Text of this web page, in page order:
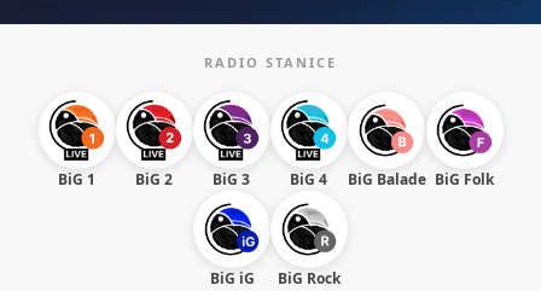
RADIO STANICE
BiG 1 BiG 2 BiG 3 BiG 4 BiG Balade BiG Folk
BiG iG BiG Rock